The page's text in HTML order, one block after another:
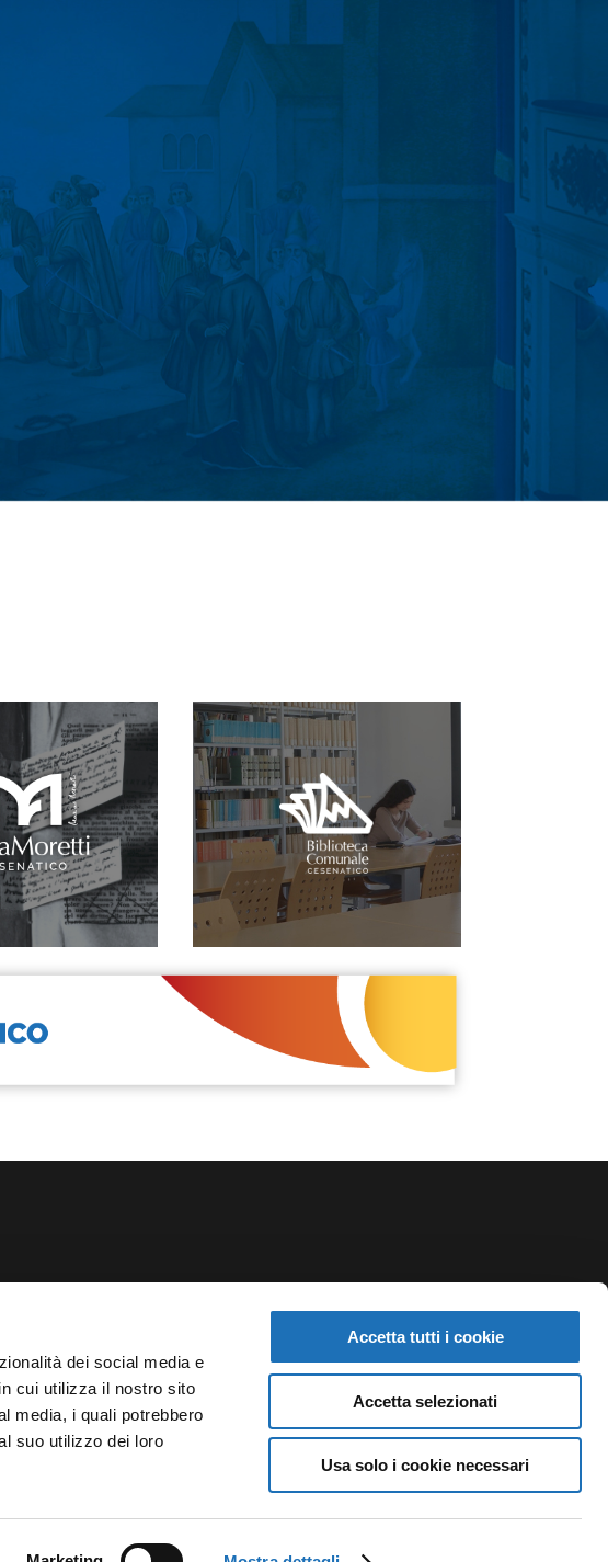
dei social media e
cui utilizza il nostro sito
media, i quali potrebbero
suo utilizzo dei loro
Accetta tutti i cookie
Accetta selezionati
Usa solo i cookie necessari
NEWSLETTER
Iscriviti alla newsletter del Teatro Comunale di
Cesenatico e rimani aggiornato su rassegne,
spettacoli e notizie.
ISCRIVITI